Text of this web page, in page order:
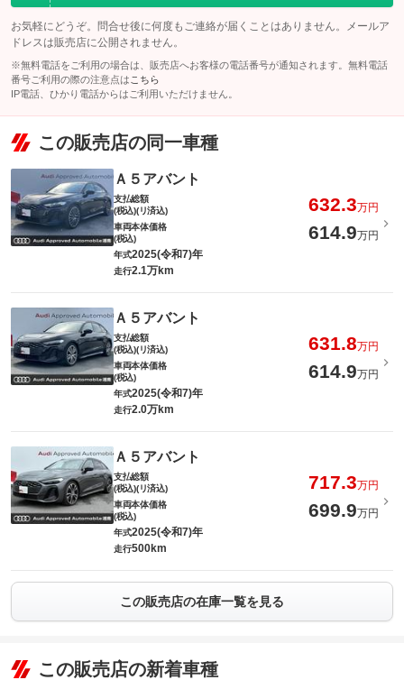
お気軽にどうぞ。問合せ後に何度もご連絡が届くことはありません。メールア
ドレスは販売店に公開されません。
※無料電話をご利用の場合は、販売店へお客様の電話番号が通知されます。無料電話
番号ご利用の際の注意点は こちら
IP電話、ひかり電話からはご利用いただけません。
この販売店の同一車種
Ａ５アバント
支払総額
(税込)(リ済込)
632.3万円
車両本体価格
(税込)
614.9万円
年式2025(令和7)年
走行2.1万km
Ａ５アバント
支払総額
(税込)(リ済込)
631.8万円
車両本体価格
(税込)
614.9万円
年式2025(令和7)年
走行2.0万km
Ａ５アバント
支払総額
(税込)(リ済込)
717.3万円
車両本体価格
(税込)
699.9万円
年式2025(令和7)年
走行500km
この販売店の在庫一覧を見る
この販売店の新着車種